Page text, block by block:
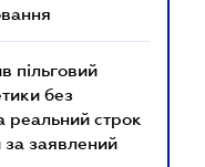
пільговий
без
реальний строк
заявлений